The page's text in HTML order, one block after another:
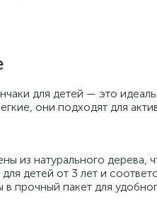
для детей — это
они подходят для
из натурального дерева,
детей от 3 лет и
в прочный пакет для